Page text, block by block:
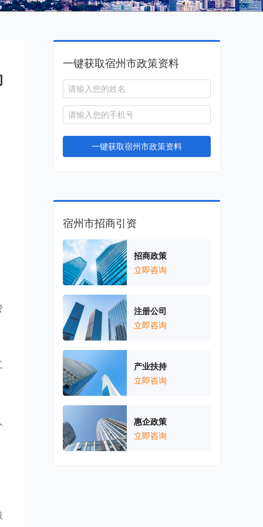
一键获取宿州市政策资料
一键获取宿州市政策资料
宿州市招商引资
招商政策
立即咨询
注册公司
立即咨询
产业扶持
立即咨询
惠企政策
立即咨询